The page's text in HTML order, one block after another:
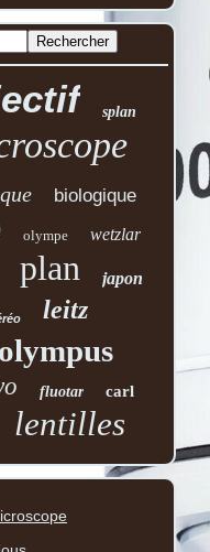
splan
biologique
olympe wetzlar
plan japon
leitz
olympus
fluotar carl
lentilles